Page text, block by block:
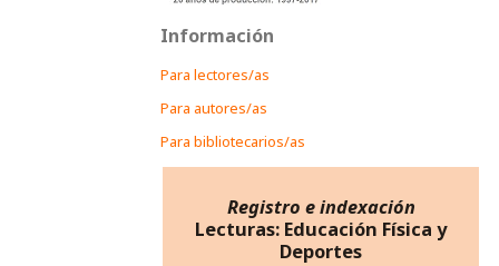
Información
Para lectores/as
Para autores/as
Para bibliotecarios/as
Registro e indexación
Lecturas: Educación Física y
Deportes